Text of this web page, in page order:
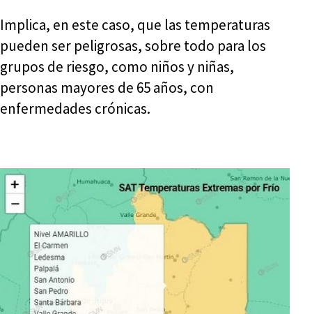
Implica, en este caso, que las temperaturas
pueden ser peligrosas, sobre todo para los
grupos de riesgo, como niños y niñas,
personas mayores de 65 años, con
enfermedades crónicas.